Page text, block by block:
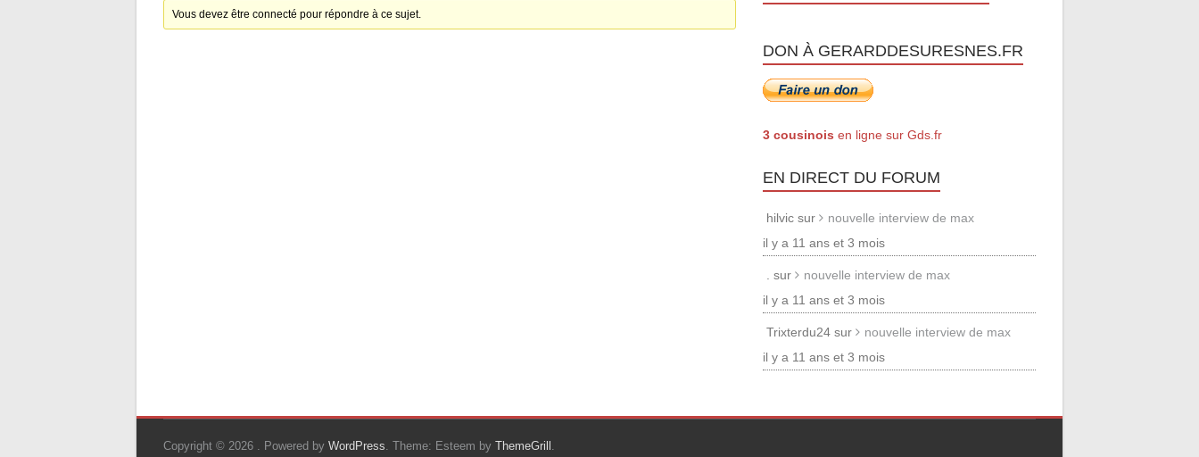
Vous devez être connecté pour répondre à ce sujet.
DON À GERARDDESURESNES.FR
3 cousinois en ligne sur Gds.fr
EN DIRECT DU FORUM
hilvic sur
nouvelle interview de max
il y a 11 ans et 3 mois
. sur
nouvelle interview de max
il y a 11 ans et 3 mois
Trixterdu24 sur
nouvelle interview de max
il y a 11 ans et 3 mois
Copyright © 2026 . Powered by WordPress. Theme: Esteem by ThemeGrill .